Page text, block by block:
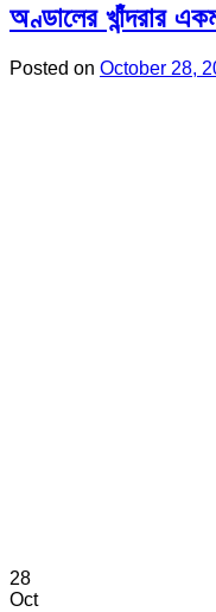
অণ্ডালের খাঁন্দরার
Posted on October 28,
28
Oct